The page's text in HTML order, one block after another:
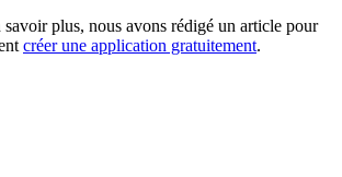
savoir plus, nous avons rédigé un article pour
créer une application gratuitement.